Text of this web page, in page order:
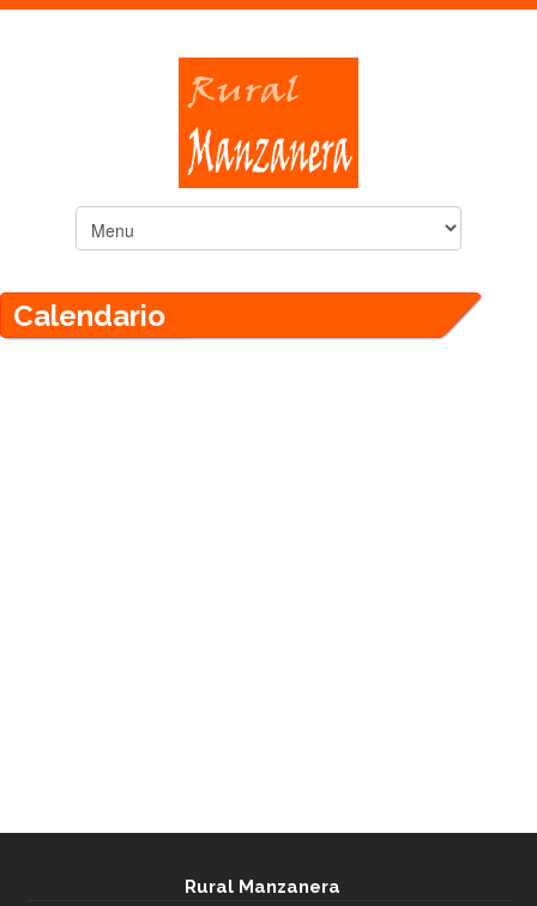
Calendario
Rural Manzanera